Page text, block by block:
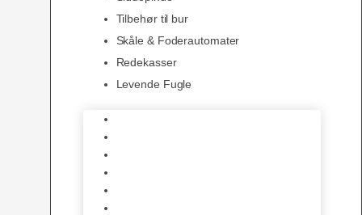
Tilbehør til bur
Skåle & Foderautomater
Redekasser
Levende Fugle